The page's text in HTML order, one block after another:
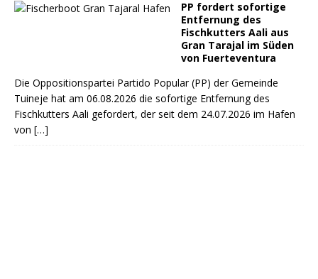
PP fordert sofortige
Entfernung des
Fischkutters Aali aus
Gran Tarajal im Süden
von Fuerteventura
Die Oppositionspartei Partido Popular (PP) der Gemeinde
Tuineje hat am 06.08.2026 die sofortige Entfernung des
Fischkutters Aali gefordert, der seit dem 24.07.2026 im Hafen
von […]